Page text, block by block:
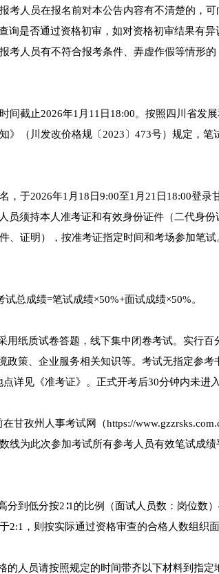
考人员在报名前对本公告内容有不清楚的，
询是否通过资格初审，如对资格初审结果有异
考人员有不符合报考条件、弄虚作假等情形
间截止2026年1月11日18:00。按照四川省发
》（川发改价格规〔2023〕473号）规定，笔
，于2026年1月18日9:00至1月21日18:00登录
员须持本人准考证和有效身份证件（二代身
、证明），按准考证指定时间和考场参加笔试
总成绩=笔试成绩×50%+面试成绩×50%。
纸质试卷答题，线下集中闭卷考试。实行百
策、企业服务相关知识等。考试无指定参考
详见《准考证》。正式开考后30分钟内未进
甘孜州人事考试网（https://
线为此次参加考试所有参考人员有效笔试成
到低分按2∶1的比例（面试人员数：岗位数
2:1，则按实际通过资格审查的合格人数组织
人员请按照规定的时间带齐以下材料到指定